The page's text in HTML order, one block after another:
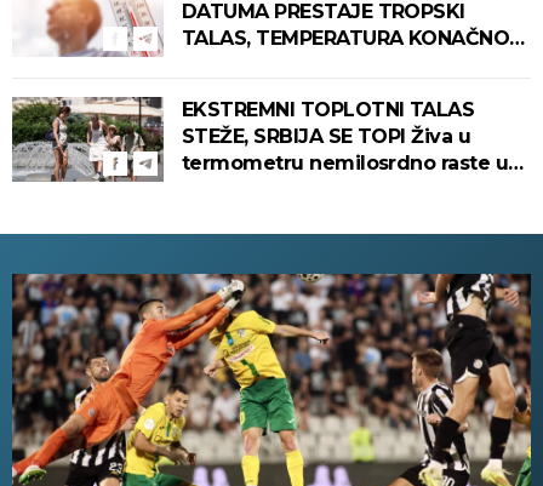
DATUMA PRESTAJE TROPSKI
TALAS, TEMPERATURA KONAČNO
EKSTREMNI TOPLOTNI TALAS
STEŽE, SRBIJA SE TOPI Živa u
termometru nemilosrdno raste u